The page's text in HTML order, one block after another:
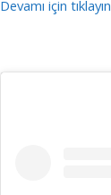
Devamı için tıklayın